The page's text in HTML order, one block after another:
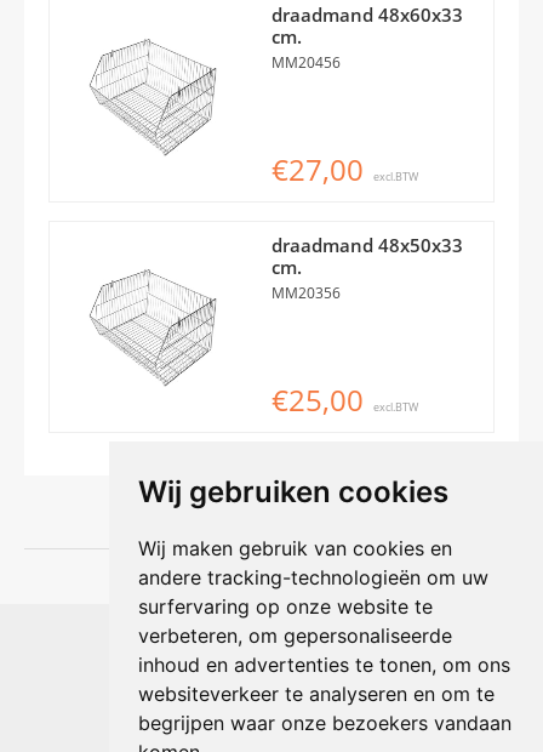
Wij gebruiken cookies
Wij maken gebruik van cookies en
andere tracking-technologieën om uw
surfervaring op onze website te
verbeteren, om gepersonaliseerde
inhoud en advertenties te tonen, om ons
websiteverkeer te analyseren en om te
begrijpen waar onze bezoekers vandaan
draadmand 48x60x33
cm.
MM20456
€27,00 excl.BTW
draadmand 48x50x33
cm.
MM20356
€25,00 excl.BTW
Shophouse online
Max Planckstraat 4
6716 BE Ede, Nederland
Telefoon:+31(0)318 618 121
E-mail: info@shophouse.nl